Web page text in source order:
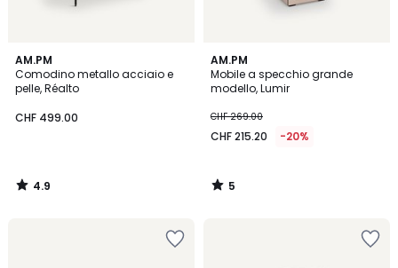
AM.PM
Comodino metallo acciaio e
pelle, Réalto
CHF 499.00
4.9
/ 5
4.9
/
AM.PM
Mobile a specchio grande
modello, Lumir
CHF 269.00
CHF 215.20 -20%
5
/
5
5
/